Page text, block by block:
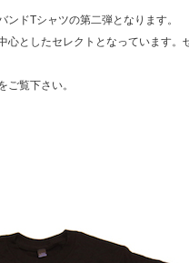
ンドTシャツの第二弾となります。
心としたセレクトとなっています。
ご覧下さい。